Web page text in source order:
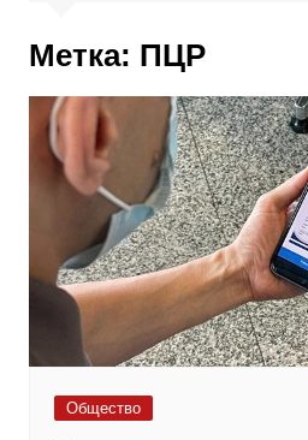
Метка: ПЦР
Общество